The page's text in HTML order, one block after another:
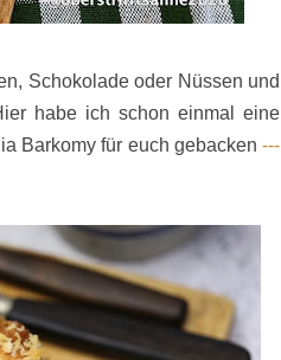
Schokolade oder Nüssen und
habe ich schon einmal eine
Barkomy für euch gebacken ---